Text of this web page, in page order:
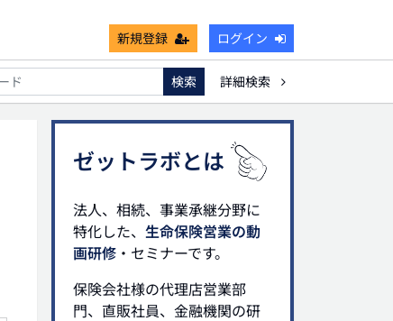
新規登録 ログイン
死亡保険金非課税枠 キャッシュフロー 宗教法人
検索
詳細検索
ゼットラボとは
法人、相続、事業承継分野に
特化した、 生命保険営業の動
画研修 ・セミナーです。
保険会社様の代理店営業部
門、直販社員、金融機関の研